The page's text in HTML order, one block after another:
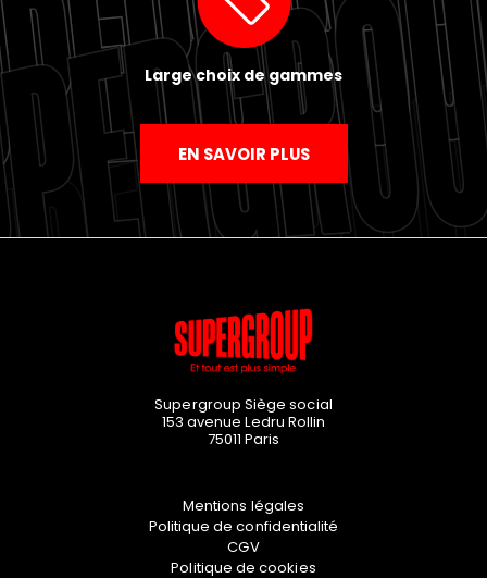
Large choix de gammes
EN SAVOIR PLUS
Supergroup Siège social
153 avenue Ledru Rollin
75011 Paris
Mentions légales
Politique de confidentialité
CGV
Politique de cookies